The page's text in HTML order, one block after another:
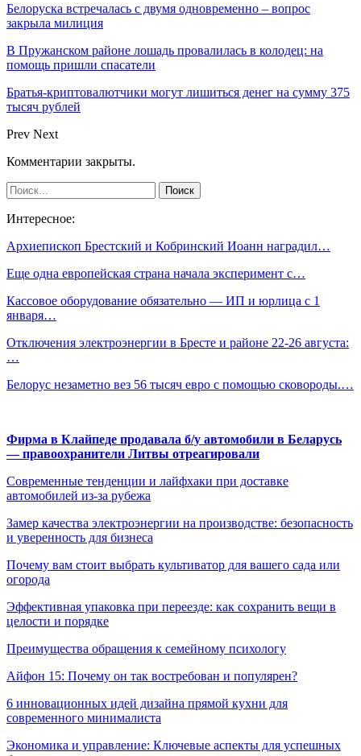
Белоруска встречалась с двумя одновременно – вопрос
закрыла милиция
В Пружанском районе лошадь провалилась в колодец: на
помощь пришли спасатели
Братья-криптовалютчики могут лишиться денег на сумму 375
тысяч рублей
Prev Next
Комментарии закрыты.
Интересное:
Архиепископ Брестский и Кобринский Иоанн наградил…
Еще одна европейская страна начала эксперимент с…
Кассовое оборудование обязательно — ИП и юрлица с 1
января…
Отключения электроэнергии в Бресте и районе 22-26 августа:
…
Белорус незаметно вез 56 тысяч евро с помощью сковороды.…
Фирма в Клайпеде продавала б/у автомобили в Беларусь
— правоохранители Литвы отреагировали
Современные тенденции и лайфхаки при доставке
автомобилей из-за рубежа
Замер качества электроэнергии на производстве: безопасность
и уверенность для бизнеса
Почему вам стоит выбрать культиватор для вашего сада или
огорода
Эффективная упаковка при переезде: как сохранить вещи в
целости и порядке
Преимущества обращения к семейному психологу
Айфон 15: Почему он так востребован и популярен?
6 инновационных идей дизайна прямой кухни для
современного минималиста
Экономика и управление: Ключевые аспекты для успешных